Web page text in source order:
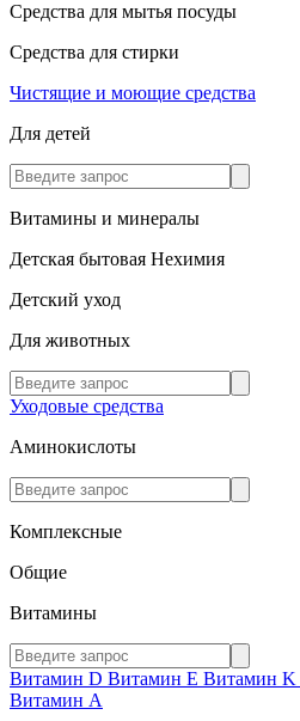
Средства для мытья посуды
Средства для стирки
Чистящие и моющие средства
Для детей
Витамины и минералы
Детская бытовая Нехимия
Детский уход
Для животных
Уходовые средства
Аминокислоты
Комплексные
Общие
Витамины
Витамин D Витамин E Витамин K
Витамин А